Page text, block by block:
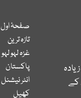
کے
صفحۂ اول
تازہ ترین
غزہ لہو لہو
پاکستان
انٹر نیشنل
کھیل